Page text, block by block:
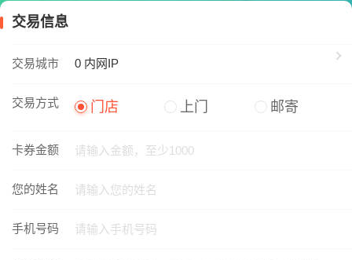
交易信息
交易城市 0 内网IP
交易方式 门店 上门 邮寄
卡券金额
您的姓名
手机号码